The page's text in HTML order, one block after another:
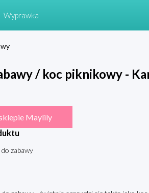
Wyprawka
/ koc piknikowy -
Maylily
zabawy